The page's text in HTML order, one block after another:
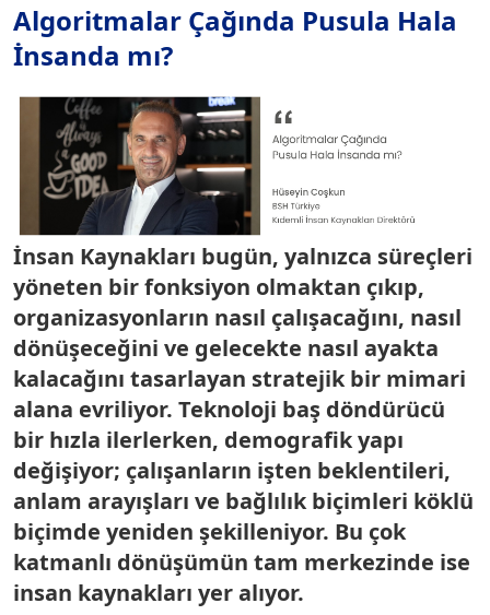
Algoritmalar Çağında Pusula Hala
İnsanda mı?
İnsan Kaynakları bugün, yalnızca süreçleri
yöneten bir fonksiyon olmaktan çıkıp,
organizasyonların nasıl çalışacağını, nasıl
dönüşeceğini ve gelecekte nasıl ayakta
kalacağını tasarlayan stratejik bir mimari
alana evriliyor. Teknoloji baş döndürücü
bir hızla ilerlerken, demografik yapı
değişiyor; çalışanların işten beklentileri,
anlam arayışları ve bağlılık biçimleri köklü
biçimde yeniden şekilleniyor. Bu çok
katmanlı dönüşümün tam merkezinde ise
insan kaynakları yer alıyor.